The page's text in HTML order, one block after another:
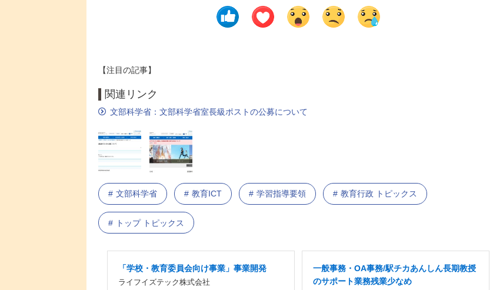
【注目の記事】
関連リンク
文部科学省：文部科学省室長級ポストの公募について
文部科学省 教育ICT 学習指導要領 教育行政 トピックス
トップ トピックス
「学校・教育委員会向け事業」事業開発
ライフイズテック株式会社
一般事務・OA事務/駅チカあんしん長期教授
のサポート業務残業少なめ